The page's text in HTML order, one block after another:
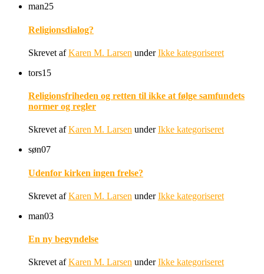
man25
Religionsdialog?
Skrevet afKaren M. Larsen underIkke kategoriseret
tors15
Religionsfriheden og retten til ikke at følge samfundets
normer og regler
Skrevet afKaren M. Larsen underIkke kategoriseret
søn07
Udenfor kirken ingen frelse?
Skrevet afKaren M. Larsen underIkke kategoriseret
man03
En ny begyndelse
Skrevet afKaren M. Larsen underIkke kategoriseret